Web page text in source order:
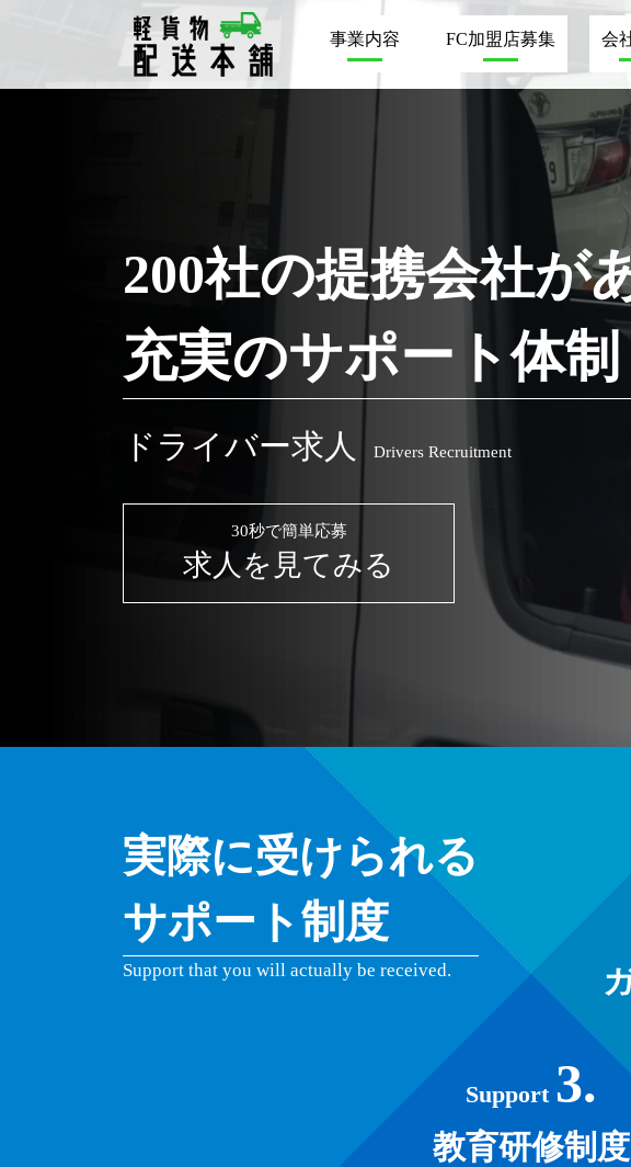
事業内容 FC加盟店募集 会
200社の提携会社が
充実のサポート体制
ドライバー求人 Drivers Recruitment
30秒で簡単応募
求人を見てみる
実際に受けられる
サポート制度
Support that you will actually be received.
Support 3.
教育研修制度